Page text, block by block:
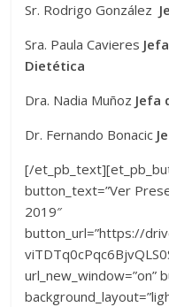
Sr. Rodrigo González
Sra. Paula Cavieres
Dietética
Dra. Nadia Muñoz Jefa
Dr. Fernando Bonacic
[/
button_text=”Ver
2019″
button_url=”https://
url_new_window=”on”